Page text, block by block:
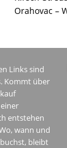
Orahovac –
Links sind
Kommt über
entstehen
wann und
bleibt